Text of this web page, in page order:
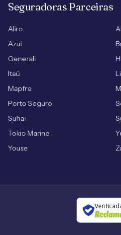
Seguradoras Parceiras
Aliro
Azul
Generali
Itaú
Mapfre
Porto Seguro
Suhai
Tokio Marine
Youse